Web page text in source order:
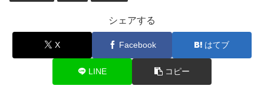
シェアする
X Facebook はてブ
LINE コピー